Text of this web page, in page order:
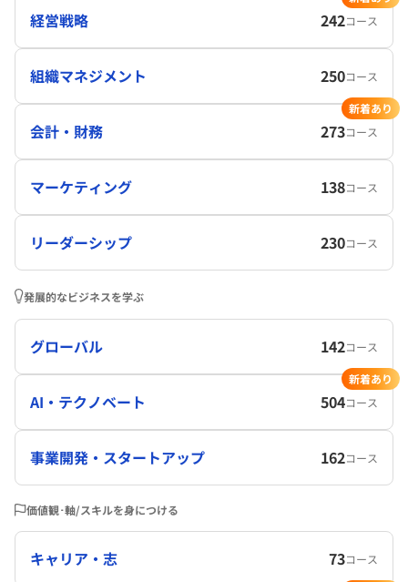
経営戦略 242コース
組織マネジメント 250コース
会計・財務 273コース
新着あり
マーケティング 138コース
リーダーシップ 230コース
発展的なビジネスを学ぶ
グローバル 142コース
AI・テクノベート 504コース
新着あり
事業開発・スタートアップ 162コース
価値観･軸/スキルを身につける
キャリア・志 73コース